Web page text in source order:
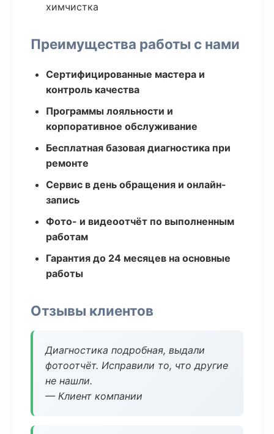
химчистка
Преимущества работы с нами
Сертифицированные мастера и
контроль качества
Программы лояльности и
корпоративное обслуживание
Бесплатная базовая диагностика при
ремонте
Сервис в день обращения и онлайн-
запись
Фото- и видеоотчёт по выполненным
работам
Гарантия до 24 месяцев на основные
работы
Отзывы клиентов
Диагностика подробная, выдали
фотоотчёт. Исправили то, что другие
не нашли.
— Клиент компании